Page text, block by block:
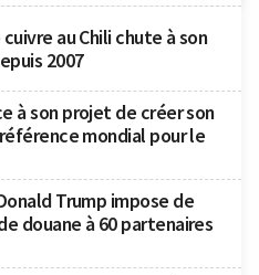
au Chili chute à son
2007
à son projet de créer son
mondial pour le
Trump impose de
douane à 60 partenaires